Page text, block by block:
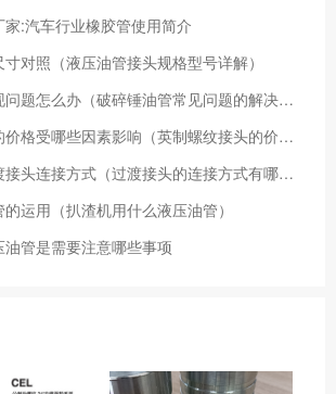
:汽车行业橡胶管使用简介
对照（液压油管接头规格型号详解）
破碎锤油管出现问题怎么办（破碎锤油管常见问题的解决方法）
英制螺纹接头的价格受哪些因素影响（英制螺纹接头的价格）
常用的四种过渡接头连接方式（过渡接头的连接方式有哪些）
运用（扒渣机用什么液压油管）
管是需要注意哪些事项